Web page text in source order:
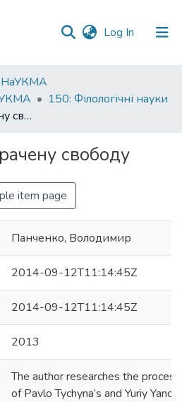
Log In (current)
НаУКМА
150: Філологічні науки
Диптих про втрачену свободу
свободу
item page
Панченко, Володимир
2014-09-12T11:14:45Z
2014-09-12T11:14:45Z
2013
The author researches the
of Pavlo Tychyna’s and Yuriy